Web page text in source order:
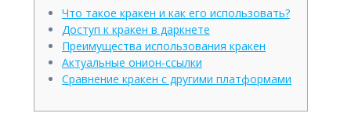
Что такое кракен и как его использовать?
Доступ к кракен в даркнете
Преимущества использования кракен
Актуальные онион-ссылки
Сравнение кракен с другими платформами